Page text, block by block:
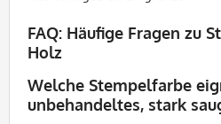
FAQ: Häufige Fragen zu
Holz
Welche Stempelfarbe
unbehandeltes, stark